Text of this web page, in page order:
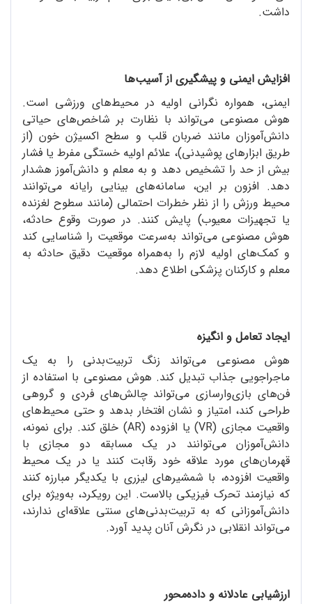
داشت.
افزایش ایمنی و پیشگیری از آسیب‌ها
ایمنی، همواره نگرانی اولیه در محیط‌های ورزشی است.
هوش مصنوعی می‌تواند با نظارت بر شاخص‌های حیاتی
دانش‌آموزان مانند ضربان قلب و سطح اکسیژن خون (از
طریق ابزارهای پوشیدنی)، علائم اولیه خستگی مفرط یا فشار
بیش از حد را تشخیص دهد و به معلم و دانش‌آموز هشدار
دهد. افزون بر این، سامانه‌های بینایی رایانه می‌توانند
محیط ورزش را از نظر خطرات احتمالی (مانند سطوح لغزنده
یا تجهیزات معیوب) پایش کنند. در صورت وقوع حادثه،
هوش مصنوعی می‌تواند به‌سرعت موقعیت را شناسایی کند
و کمک‌های اولیه لازم را به‌همراه موقعیت دقیق حادثه به
معلم و کارکنان پزشکی اطلاع دهد.
ایجاد تعامل و انگیزه
هوش مصنوعی می‌تواند زنگ تربیت‌بدنی را به یک
ماجراجویی جذاب تبدیل کند. هوش مصنوعی با استفاده از
فن‌های بازی‌وارسازی می‌تواند چالش‌های فردی و گروهی
طراحی کند، امتیاز و نشان افتخار بدهد و حتی محیط‌های
واقعیت مجازی (VR) یا افزوده (AR) خلق کند. برای نمونه،
دانش‌آموزان می‌توانند در یک مسابقه دو مجازی با
قهرمان‌های مورد علاقه خود رقابت کنند یا در یک محیط
واقعیت افزوده، با شمشیرهای لیزری با یکدیگر مبارزه کنند
که نیازمند تحرک فیزیکی بالاست. این رویکرد، به‌ویژه برای
دانش‌آموزانی که به تربیت‌بدنی‌های سنتی علاقه‌ای ندارند،
می‌تواند انقلابی در نگرش آنان پدید آورد.
ارزشیابی عادلانه و داده‌محور